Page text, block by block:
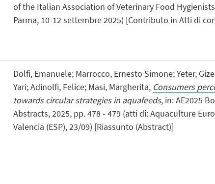
of the Italian Association of Veterinary Food Hygienists
Parma, 10-12 settembre 2025) [Contributo in Atti di
Dolfi, Emanuele; Marrocco, Ernesto Simone; Yeter,
Yari; Adinolfi, Felice; Masi, Margherita, Consumers
towards circular strategies in aquafeeds, in: AE2025
Abstracts, 2025, pp. 478 - 479 (atti di: Aquaculture
Valencia (ESP), 23/09) [Riassunto (Abstract)]